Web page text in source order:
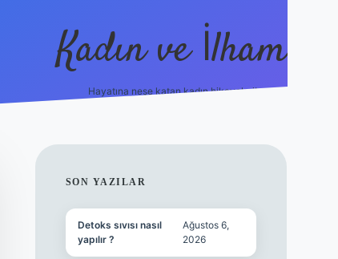
Kadın ve İlham
Hayatına neşe katan kadın hikayeleri!
SIDEBAR
SON YAZILAR
Detoks sıvısı nasıl
yapılır ?
Ağustos 6,
2026
ilbethiltonbet https://